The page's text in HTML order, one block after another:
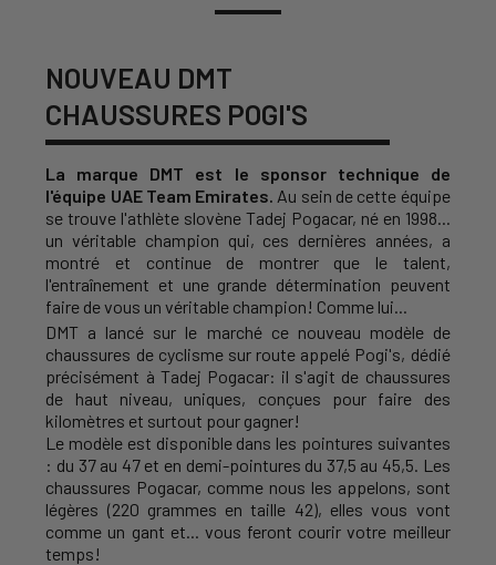
NOUVEAU DMT
CHAUSSURES POGI'S
La marque DMT est le sponsor technique de
l'équipe UAE Team Emirates. Au sein de cette équipe
se trouve l'athlète slovène Tadej Pogacar, né en 1998...
un véritable champion qui, ces dernières années, a
montré et continue de montrer que le talent,
l'entraînement et une grande détermination peuvent
faire de vous un véritable champion! Comme lui...
DMT a lancé sur le marché ce nouveau modèle de
chaussures de cyclisme sur route appelé Pogi's, dédié
précisément à Tadej Pogacar: il s'agit de chaussures
de haut niveau, uniques, conçues pour faire des
kilomètres et surtout pour gagner!
Le modèle est disponible dans les pointures suivantes
: du 37 au 47 et en demi-pointures du 37,5 au 45,5. Les
chaussures Pogacar, comme nous les appelons, sont
légères (220 grammes en taille 42), elles vous vont
comme un gant et... vous feront courir votre meilleur
temps!